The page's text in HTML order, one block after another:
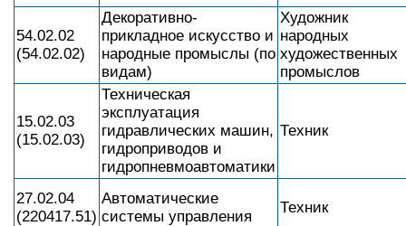
54.02.02
(54.02.02)
Декоративно-
прикладное искусство и
народные промыслы (по
видам)
Художник
народных
художественных
промыслов
15.02.03
(15.02.03)
Техническая
эксплуатация
гидравлических машин,
гидроприводов и
гидропневмоавтоматики
Техник
27.02.04
(220417.51)
Автоматические
системы управления
Техник